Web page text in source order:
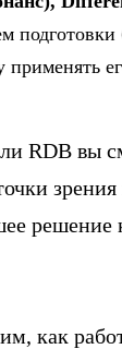
подготовки
применять
RDB вы
решение
как